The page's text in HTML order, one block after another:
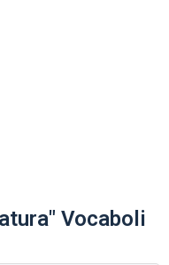
Vocaboli